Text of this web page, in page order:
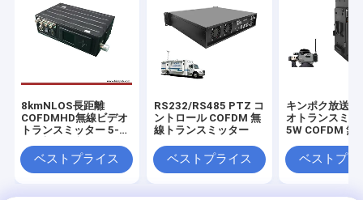
8kmNLOS長距離
COFDMHD無線ビデオ
トランスミッター 5-
信機 H.264コーディン
グの低遅延
ベストプライス
RS232/RS485 PTZ コ
ントロール COFDM 無
線トランスミッター
ベストプライス
キンポク放送
オトランスミッ
5W COFDM 無
ション
ベストプラ